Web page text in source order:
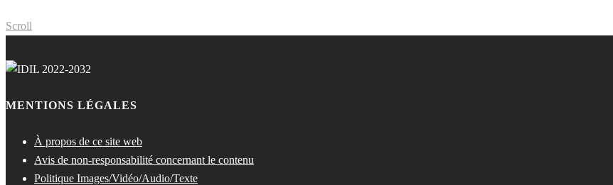
Scroll
MENTIONS LÉGALES
À propos de ce site web
Avis de non-responsabilité concernant le contenu
Politique Images/Vidéo/Audio/Texte